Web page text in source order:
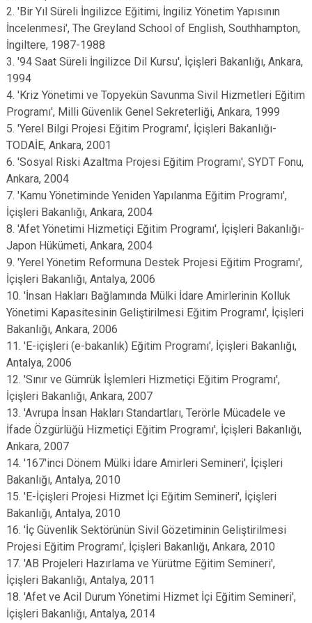
2. 'Bir Yıl Süreli İngilizce Eğitimi, İngiliz Yönetim Yapısının
İncelenmesi', The Greyland School of English, Southhampton,
İngiltere, 1987-1988
3. '94 Saat Süreli İngilizce Dil Kursu', İçişleri Bakanlığı, Ankara,
1994
4. 'Kriz Yönetimi ve Topyekün Savunma Sivil Hizmetleri Eğitim
Programı', Milli Güvenlik Genel Sekreterliği, Ankara, 1999
5. 'Yerel Bilgi Projesi Eğitim Programı', İçişleri Bakanlığı-
TODAİE, Ankara, 2001
6. 'Sosyal Riski Azaltma Projesi Eğitim Programı', SYDT Fonu,
Ankara, 2004
7. 'Kamu Yönetiminde Yeniden Yapılanma Eğitim Programı',
İçişleri Bakanlığı, Ankara, 2004
8. 'Afet Yönetimi Hizmetiçi Eğitim Programı', İçişleri Bakanlığı-
Japon Hükümeti, Ankara, 2004
9. 'Yerel Yönetim Reformuna Destek Projesi Eğitim Programı',
İçişleri Bakanlığı, Antalya, 2006
10. 'İnsan Hakları Bağlamında Mülki İdare Amirlerinin Kolluk
Yönetimi Kapasitesinin Geliştirilmesi Eğitim Programı', İçişleri
Bakanlığı, Ankara, 2006
11. 'E-içişleri (e-bakanlık) Eğitim Programı', İçişleri Bakanlığı,
Antalya, 2006
12. 'Sınır ve Gümrük İşlemleri Hizmetiçi Eğitim Programı',
İçişleri Bakanlığı, Ankara, 2007
13. 'Avrupa İnsan Hakları Standartları, Terörle Mücadele ve
İfade Özgürlüğü Hizmetiçi Eğitim Programı', İçişleri Bakanlığı,
Ankara, 2007
14. '167'inci Dönem Mülki İdare Amirleri Semineri', İçişleri
Bakanlığı, Antalya, 2010
15. 'E-İçişleri Projesi Hizmet İçi Eğitim Semineri', İçişleri
Bakanlığı, Antalya, 2010
16. 'İç Güvenlik Sektörünün Sivil Gözetiminin Geliştirilmesi
Projesi Eğitim Programı', İçişleri Bakanlığı, Ankara, 2010
17. 'AB Projeleri Hazırlama ve Yürütme Eğitim Semineri',
İçişleri Bakanlığı, Antalya, 2011
18. 'Afet ve Acil Durum Yönetimi Hizmet İçi Eğitim Semineri',
İçişleri Bakanlığı, Antalya, 2014